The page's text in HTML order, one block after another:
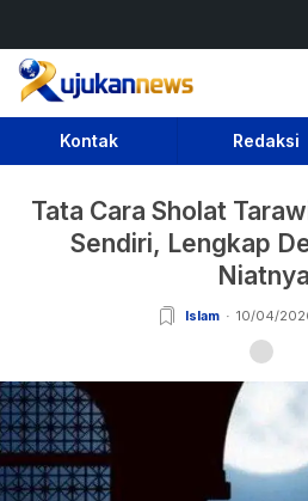
Rujukan News
Satu Rujukan Sejuta Informasi
Kontak Redaksi
Tata Cara Sholat
Sendiri, Lengkap
Islam 10/04/